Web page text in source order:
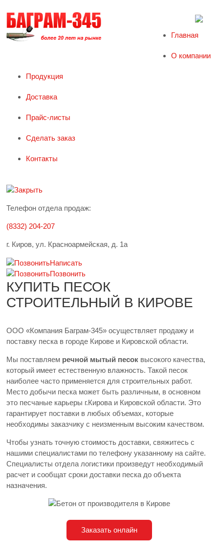
Главная
О компании
Продукция
Доставка
Прайс-листы
Сделать заказ
Контакты
Телефон отдела продаж:
(8332) 204-207
г. Киров, ул. Красноармейская, д. 1а
Написать
Позвонить
КУПИТЬ ПЕСОК
СТРОИТЕЛЬНЫЙ В КИРОВЕ
ООО «Компания Баграм-345» осуществляет продажу и
поставку песка в городе Кирове и Кировской области.
Мы поставляем речной мытый песок высокого качества,
который имеет естественную влажность. Такой песок
наиболее часто применяется для строительных работ.
Место добычи песка может быть различным, в основном
это песчаные карьеры г.Кирова и Кировской области. Это
гарантирует поставки в любых объемах, которые
необходимы заказчику с неизменным высоким качеством.
Чтобы узнать точную стоимость доставки, свяжитесь с
нашими специалистами по телефону указанному на сайте.
Специалисты отдела логистики произведут необходимый
расчет и сообщат сроки доставки песка до объекта
назначения.
Заказать онлайн